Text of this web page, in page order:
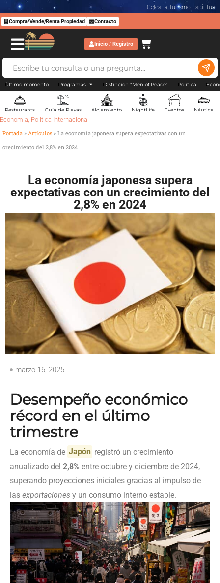
Celestia Turismo Espiritual
Compra/Vende/Renta Propiedad Contacto
Inicio / Registro
Último momento Programas Distincion "Men of Peace" Politica
Restaurants Guía de Playas Alojamiento NightLife Eventos Náutica
Economia, Politica Internacional
Portada » Artículos » La economía japonesa supera expectativas con un
crecimiento del 2,8% en 2024
La economía japonesa supera
expectativas con un crecimiento del
2,8% en 2024
marzo 16, 2025
Desempeño económico
récord en el último
trimestre
La economía de Japón registró un crecimiento
anualizado del 2,8% entre octubre y diciembre de 2024,
superando proyecciones iniciales gracias al impulso de
las exportaciones y un consumo interno estable.